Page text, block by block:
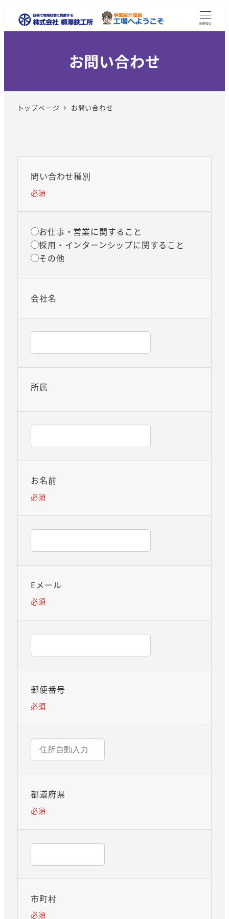
MENU
お問い合わせ
トップページ お問い合わせ
問い合わせ種別
必須
お仕事・営業に関すること
採用・インターンシップに関すること
その他
会社名
所属
お名前
必須
Eメール
必須
郵便番号
必須
都道府県
必須
市町村
必須